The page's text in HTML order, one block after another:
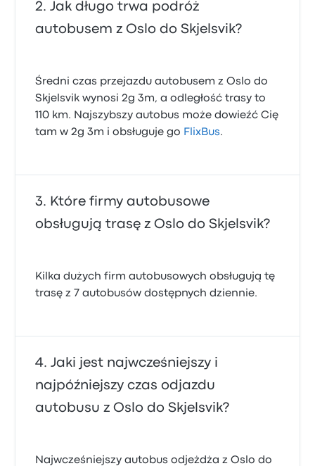
Jak długo trwa podróż
autobusem z Oslo do Skjelsvik?
Średni czas przejazdu autobusem z Oslo do
Skjelsvik wynosi 2g 3m, a odległość trasy to
110 km. Najszybszy autobus może dowieźć Cię
tam w 2g 3m i obsługuje go FlixBus.
Które firmy autobusowe
obsługują trasę z Oslo do Skjelsvik?
Kilka dużych firm autobusowych obsługują tę
trasę z 7 autobusów dostępnych dziennie.
Jaki jest najwcześniejszy i
najpóźniejszy czas odjazdu
autobusu z Oslo do Skjelsvik?
Najwcześniejszy autobus odjeżdża z Oslo do